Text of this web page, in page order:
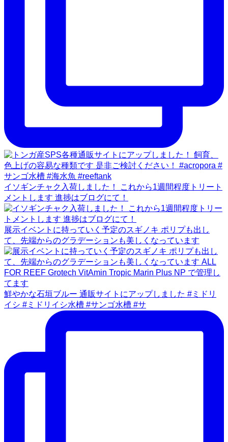
イソギンチャク入荷しました！ これから1週間程度トリート
メントします 進捗はブログにて！
展示イベントに持っていく予定のスギノキ ポリプも出し
て、先端からのグラデーションも美しくなっています
鮮やかな石垣ブルー 通販サイトにアップしました #ミドリ
イシ #ミドリイシ水槽 #サンゴ水槽 #サ